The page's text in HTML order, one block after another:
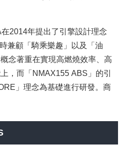
2014年提出了引擎設計理念
兼顧「騎乘樂趣」以及「油
念著重在實現高燃燒效率、高
，而「NMAX155 ABS」的引
」理念為基礎進行研發。商